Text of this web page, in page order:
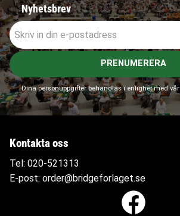
Nyhetsbrev
PRENUMERERA
Dina personuppgifter behandlas i enlighet med vår
Kontakta oss
Tel: 020-521313
E-post: order@bridgeforlaget.se